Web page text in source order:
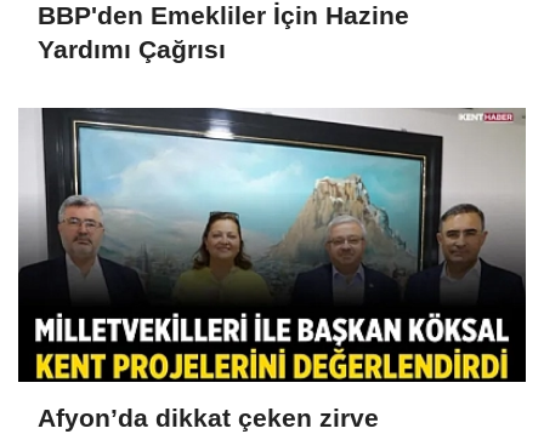
BBP'den Emekliler İçin Hazine
Yardımı Çağrısı
Afyon’da dikkat çeken zirve